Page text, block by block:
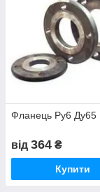
Фланець Ру6 Ду65
від 364 ₴
Купити